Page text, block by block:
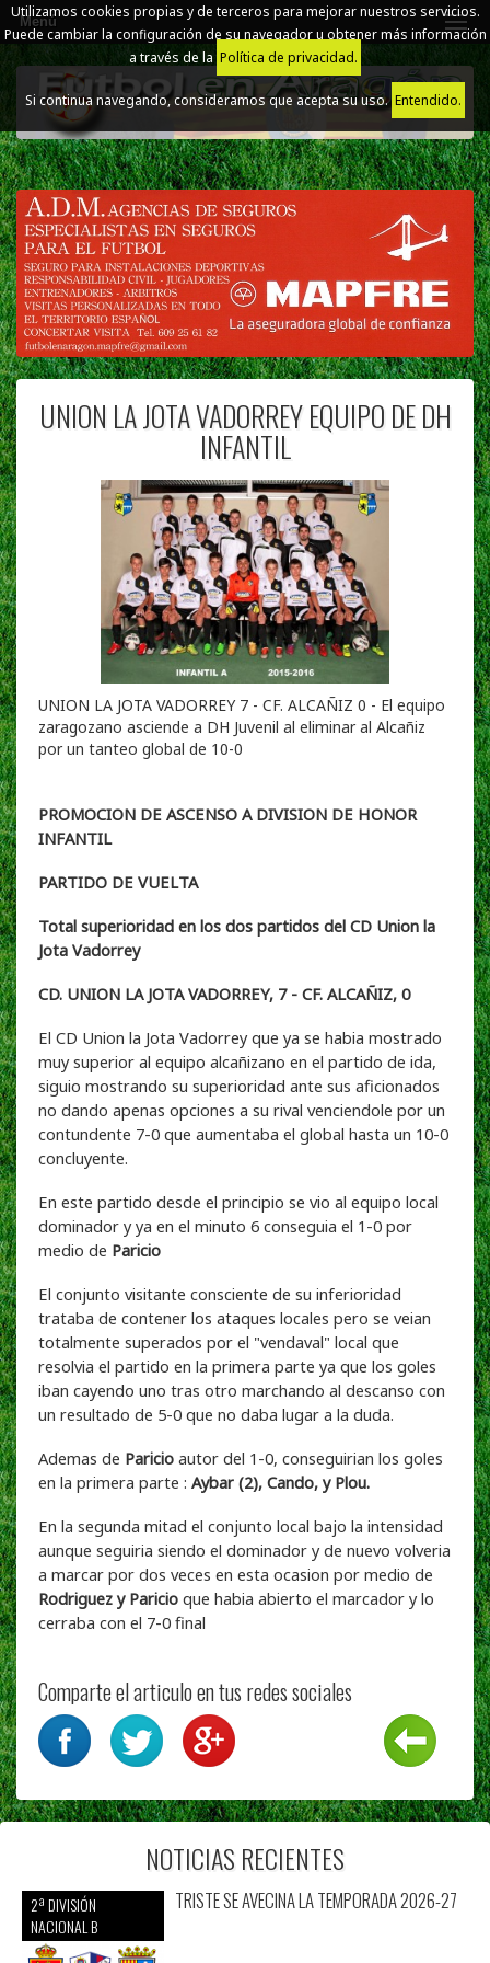
Utilizamos cookies propias y de terceros para mejorar nuestros servicios.
Puede cambiar la configuración de su navegador u obtener más información
a través de la Política de privacidad.
Si continua navegando, consideramos que acepta su uso.Entendido.
Menú
UNION LA JOTA VADORREY EQUIPO DE DH
INFANTIL
UNION LA JOTA VADORREY 7 - CF. ALCAÑIZ 0 - El equipo
zaragozano asciende a DH Juvenil al eliminar al Alcañiz
por un tanteo global de 10-0
PROMOCION DE ASCENSO A DIVISION DE HONOR
INFANTIL
PARTIDO DE VUELTA
Total superioridad en los dos partidos del CD Union la
Jota Vadorrey
CD. UNION LA JOTA VADORREY, 7 - CF. ALCAÑIZ, 0
El CD Union la Jota Vadorrey que ya se habia mostrado
muy superior al equipo alcañizano en el partido de ida,
siguio mostrando su superioridad ante sus aficionados
no dando apenas opciones a su rival venciendole por un
contundente 7-0 que aumentaba el global hasta un 10-0
concluyente.
En este partido desde el principio se vio al equipo local
dominador y ya en el minuto 6 conseguia el 1-0 por
medio de Paricio
El conjunto visitante consciente de su inferioridad
trataba de contener los ataques locales pero se veian
totalmente superados por el "vendaval" local que
resolvia el partido en la primera parte ya que los goles
iban cayendo uno tras otro marchando al descanso con
un resultado de 5-0 que no daba lugar a la duda.
Ademas de Paricio autor del 1-0, conseguirian los goles
en la primera parte : Aybar (2), Cando, y Plou.
En la segunda mitad el conjunto local bajo la intensidad
aunque seguiria siendo el dominador y de nuevo volveria
a marcar por dos veces en esta ocasion por medio de
Rodriguez y Paricio que habia abierto el marcador y lo
cerraba con el 7-0 final
Comparte el articulo en tus redes sociales
NOTICIAS RECIENTES
2ª DIVISIÓN
NACIONAL B
TRISTE SE AVECINA LA TEMPORADA 2026-27